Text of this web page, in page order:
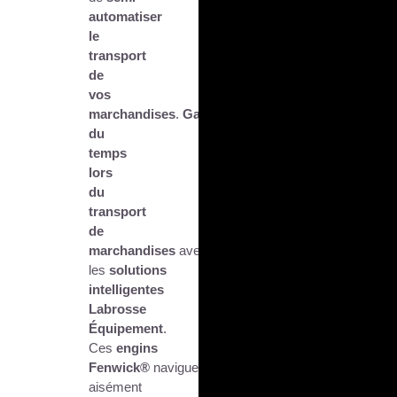
automatiser
le
transport
de
vos
marchandises. Gagnez
du
temps
lors
du
transport
de
marchandises avec
les solutions
intelligentes
Labrosse
Équipement.
Ces engins
Fenwick® naviguent
aisément